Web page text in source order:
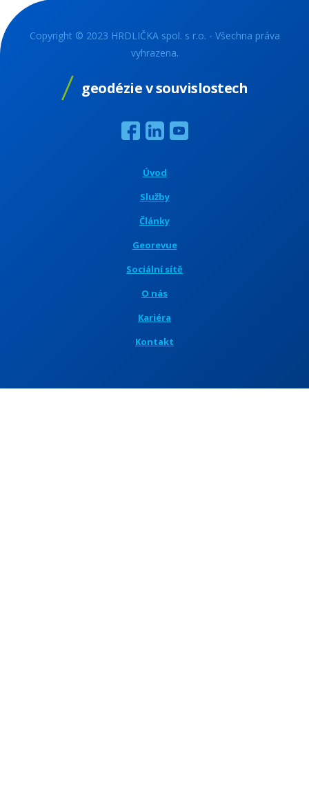
Copyright © 2023 HRDLIČKA spol. s r.o. - Všechna práva
vyhrazena.
geodézie v souvislostech
Úvod
Služby
Články
Georevue
Sociální sítě
O nás
Kariéra
Kontakt